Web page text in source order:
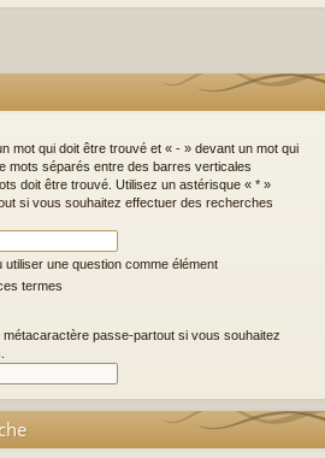
mot qui doit être trouvé et « - » devant un mot qui
mots séparés entre des barres verticales
doit être trouvé. Utilisez un astérisque « * »
si vous souhaitez effectuer des recherches
une question comme élément
termes
passe-partout si vous souhaitez